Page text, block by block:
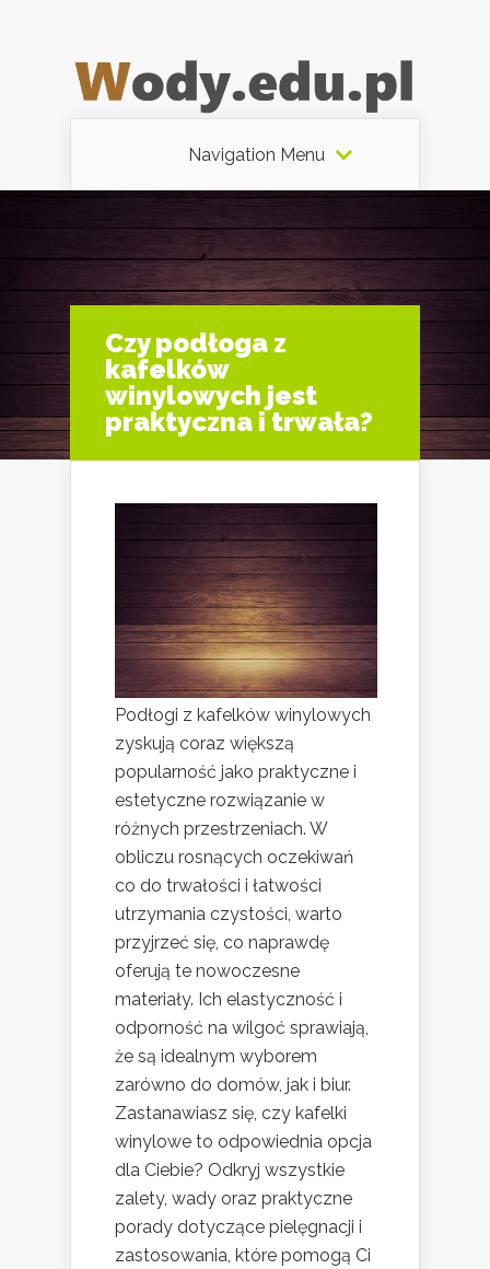
Navigation Menu
Czy podłoga z
kafelków
winylowych jest
praktyczna i trwała?
Podłogi z kafelków winylowych
zyskują coraz większą
popularność jako praktyczne i
estetyczne rozwiązanie w
różnych przestrzeniach. W
obliczu rosnących oczekiwań
co do trwałości i łatwości
utrzymania czystości, warto
przyjrzeć się, co naprawdę
oferują te nowoczesne
materiały. Ich elastyczność i
odporność na wilgoć sprawiają,
że są idealnym wyborem
zarówno do domów, jak i biur.
Zastanawiasz się, czy kafelki
winylowe to odpowiednia opcja
dla Ciebie? Odkryj wszystkie
zalety, wady oraz praktyczne
porady dotyczące pielęgnacji i
zastosowania, które pomogą Ci